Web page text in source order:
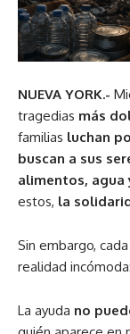
NUEVA YORK.-
tragedias más
familias luchan
buscan a sus
alimentos, agua
estos, la
Sin embargo,
realidad incómoda:
La ayuda no